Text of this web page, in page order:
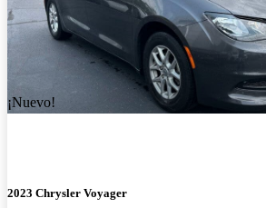
¡Nuevo!
2023 Chrysler Voyager